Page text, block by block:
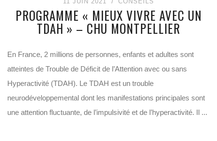
PROGRAMME « MIEUX VIVRE AVEC UN
TDAH » – CHU MONTPELLIER
En France, 2 millions de personnes, enfants et adultes sont
atteintes de Trouble de Déficit de l’Attention avec ou sans
Hyperactivité (TDAH). Le TDAH est un trouble
neurodéveloppemental dont les manifestations principales sont
une attention fluctuante, de l’impulsivité et de l’hyperactivité. Il ...